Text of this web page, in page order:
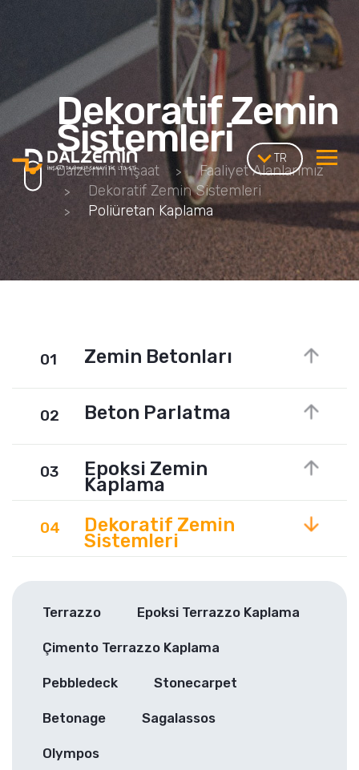
TR
Dekoratif Zemin
Sistemleri
Dalzemin İnşaat
Faaliyet Alanlarımız
Dekoratif Zemin Sistemleri
Poliüretan Kaplama
01 Zemin Betonları
02 Beton Parlatma
03 Epoksi Zemin
Kaplama
04 Dekoratif Zemin
Sistemleri
Terrazzo Epoksi Terrazzo Kaplama
Çimento Terrazzo Kaplama
Pebbledeck Stonecarpet
Betonage Sagalassos
Olympos